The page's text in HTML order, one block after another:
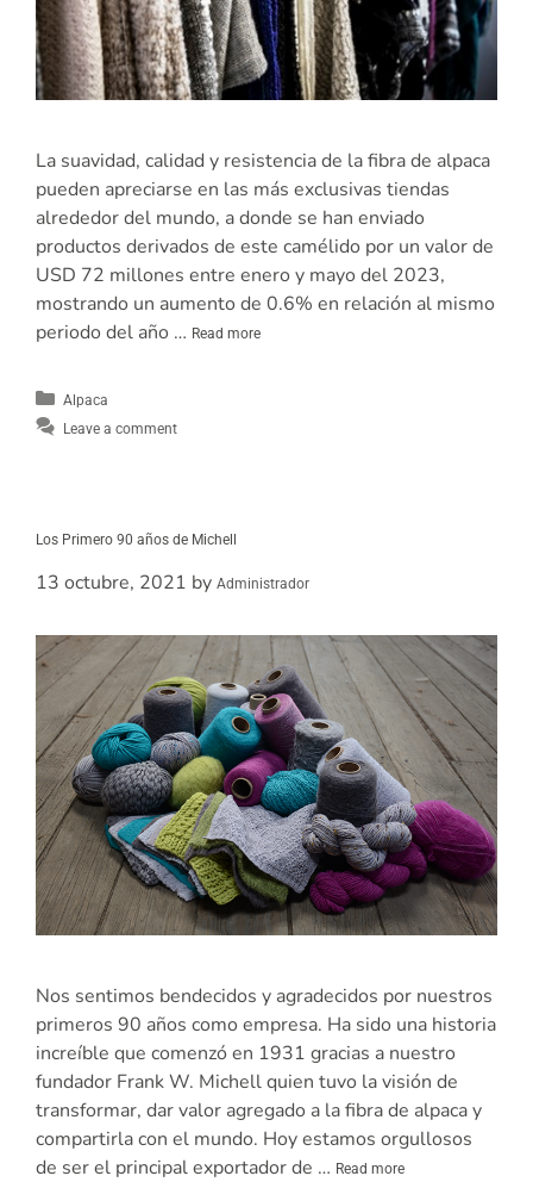
La suavidad, calidad y resistencia de la fibra de alpaca
pueden apreciarse en las más exclusivas tiendas
alrededor del mundo, a donde se han enviado
productos derivados de este camélido por un valor de
USD 72 millones entre enero y mayo del 2023,
mostrando un aumento de 0.6% en relación al mismo
periodo del año … Read more
Alpaca
Leave a comment
Los Primero 90 años de Michell
13 octubre, 2021 by Administrador
Nos sentimos bendecidos y agradecidos por nuestros
primeros 90 años como empresa. Ha sido una historia
increíble que comenzó en 1931 gracias a nuestro
fundador Frank W. Michell quien tuvo la visión de
transformar, dar valor agregado a la fibra de alpaca y
compartirla con el mundo. Hoy estamos orgullosos
de ser el principal exportador de … Read more